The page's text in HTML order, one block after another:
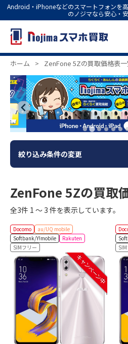
Android・iPhoneなどのスマートフォンを
のノジマなら安心・
ホーム > ZenFone 5Zの買取価格表
絞り込み条件の変更
ZenFone 5Zの買取
全3件 1 ～ 3 件を表示しています。
Docomo
au/UQ mobile
Softbank/Y!mobile
Rakuten
SIMフリー
キャンペーン中